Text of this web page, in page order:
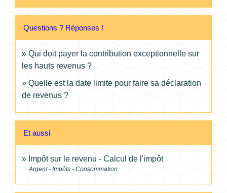
Questions ? Réponses !
Qui doit payer la contribution exceptionnelle sur
les hauts revenus ?
Quelle est la date limite pour faire sa déclaration
de revenus ?
Et aussi
Impôt sur le revenu - Calcul de l'impôt
Argent - Impôts - Consommation